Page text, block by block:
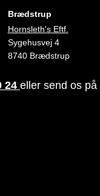
Brædstrup
Hornsleth's Eftf.
Sygehusvej 4
8740 Brædstrup
24 eller send os på